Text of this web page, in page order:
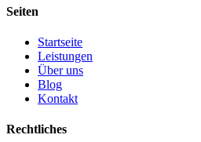
Seiten
Startseite
Leistungen
Über uns
Blog
Kontakt
Rechtliches